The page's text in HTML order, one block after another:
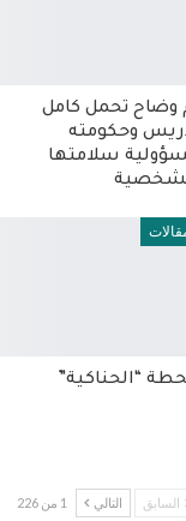
وضاح تحمل كامل
وحكومته
سلامتها
“الحناكية”
السابق التالي 1 من 226